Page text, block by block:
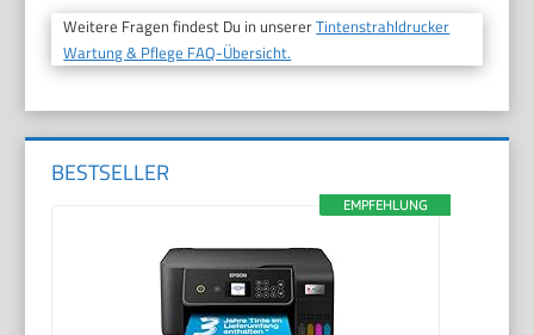
Weitere Fragen findest Du in unsererTintenstrahldrucker
Wartung & Pflege FAQ-Übersicht.
BESTSELLER
EMPFEHLUNG